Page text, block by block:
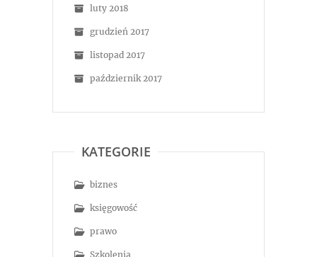
luty 2018
grudzień 2017
listopad 2017
październik 2017
KATEGORIE
biznes
księgowość
prawo
Szkolenia